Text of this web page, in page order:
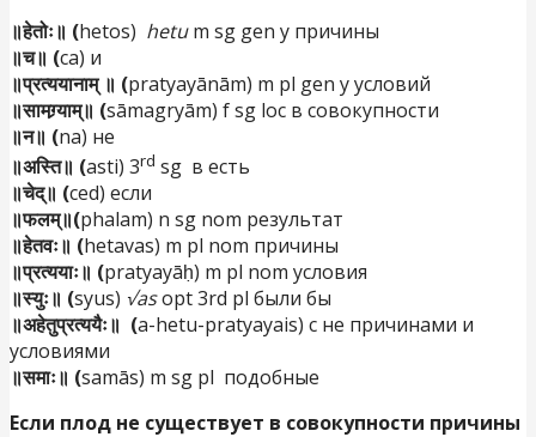
॥हेतोः॥ (hetos) hetum sg gen у причины
॥च॥ (ca) и
॥प्रत्ययानाम् ॥ (pratyayānām) m pl gen у условий
॥सामग्र्याम्॥ (sāmagryām) f sg loc в совокупности
॥न॥ (na) не
॥अस्ति॥ (asti) 3rd sg в есть
॥चेद्॥ (ced) если
॥फलम्॥(phalam) n sg nom результат
॥हेतवः॥ (hetavas) m pl nom причины
॥प्रत्ययाः॥ (pratyayāḥ) m pl nom условия
॥स्युः॥ (syus) √asopt 3rd pl были бы
॥अहेतुप्रत्ययैः॥ (a-hetu-pratyayais) с не причинами и
условиями
॥समाः॥ (samās) m sg pl подобные
Если плод не существует в совокупности причины